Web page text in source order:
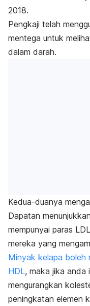
2018.
Pengkaji telah
mentega untuk
dalam darah.
Kedua-duanya
Dapatan
mempunyai paras
mereka yang
Minyak kelapa boleh
HDL, maka jika anda
mengurangkan
peningkatan elemen